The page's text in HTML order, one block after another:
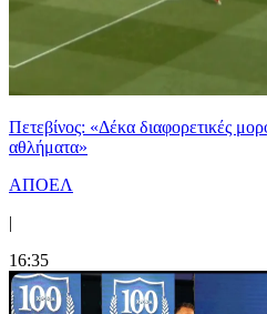
Πετεβίνος: «Δέκα διαφορετικές
αθλήματα»
ΑΠΟΕΛ
|
16:35